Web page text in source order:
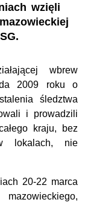
wzięli
wbrew
2009 roku o
śledztwa
i prowadzili
kraju, bez
lokalach, nie
20-22 marca